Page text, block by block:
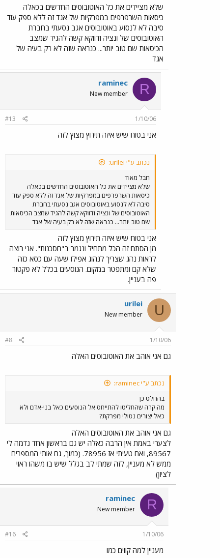
שלא מציידים את כל האוטובוסים החדשים בכאלה
כיסאות השרפרפים במפרקיות של אגד זה ללא ספק עוד
סיבה לא לנסוע באוטובוסים אגב נסעתי בחברת
האוטובוסים של ונציה ודווקא קשה להגיד שמצב
הכיסאות שם טוב יותר... כנראה שזה לא רק בעיה של
אגד
R
raminec
New member
1/10/06
#13
אני בטוח שיש איזה תירוץ מצוץ לזה
נכתב ע"י urilei:
חבל מאוד
שלא מציידים את כל האוטובוסים החדשים בכאלה
כיסאות השרפרפים במפרקיות של אגד זה ללא ספק עוד
סיבה לא לנסוע באוטובוסים אגב נסעתי בחברת
האוטובוסים של ונציה ודווקא קשה להגיד שמצב הכיסאות
שם טוב יותר... כנראה שזה לא רק בעיה של אגד
אני בטוח שיש איזה תירוץ מצוץ לזה
מן הסתם זה הכל מתחיל ונגמר ב"חסכנות". אני רוצה
לראות נהג שצריך לנהוג אפילו שעה עם כסא כזה
שלא קם ומתפטר במקום. הנוסעים בכלל לא פקטור
פה בעניין.
U
urilei
New member
1/10/06
#8
גם אני אוהב את האוטובוסים האלה
נכתב ע"י raminec:
בהחלט כן
מה קרה שהחליטו להתייחס אל הנוסעים כאל בני-אדם ולא
כאל יצורים נטולי מפרקת?
גם אני אוהב את האוטובוסים האלה
לצערי באמת אין הרבה כאלה יש גם בראשון אחד נדמה לי
89567, ואם טעיתי אז 78956. (כמוך, גם אותי המספרים
ממש לא מעניין, לזה שמתי לב בגלל שיש בו משהו ראוי
לציון)
R
raminec
New member
1/10/06
#16
מעניין למה קווים כמו